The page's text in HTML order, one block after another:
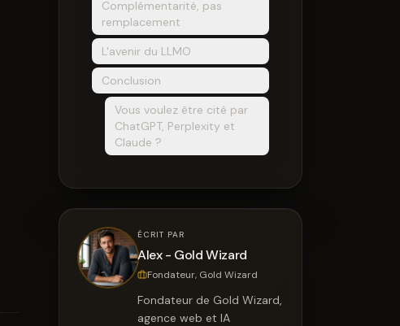
Complémentarité, pas
remplacement
L'avenir du LLMO
Conclusion
Vous voulez être cité par
ChatGPT, Perplexity et
Claude ?
ÉCRIT PAR
Alex - Gold Wizard
Fondateur, Gold Wizard
Fondateur de Gold Wizard,
agence web et IA